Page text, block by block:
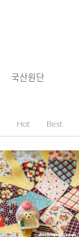
국산원단
Hot Best